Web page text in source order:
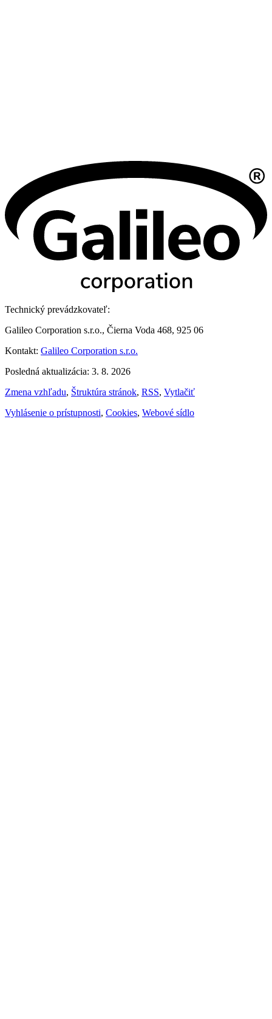
Technický prevádzkovateľ:
Galileo Corporation s.r.o., Čierna Voda 468, 925 06
Kontakt: Galileo Corporation s.r.o.
Posledná aktualizácia: 3. 8. 2026
Zmena vzhľadu, Štruktúra stránok, RSS, Vytlačiť
Vyhlásenie o prístupnosti, Cookies, Webové sídlo